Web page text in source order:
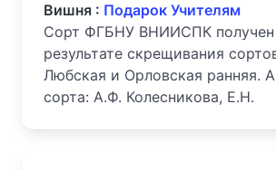
Вишня : Подарок Учителям
Сорт ФГБНУ ВНИИСПК получен
результате скрещивания
Любская и Орловская ранняя.
сорта: А.Ф. Колесникова, Е.Н.